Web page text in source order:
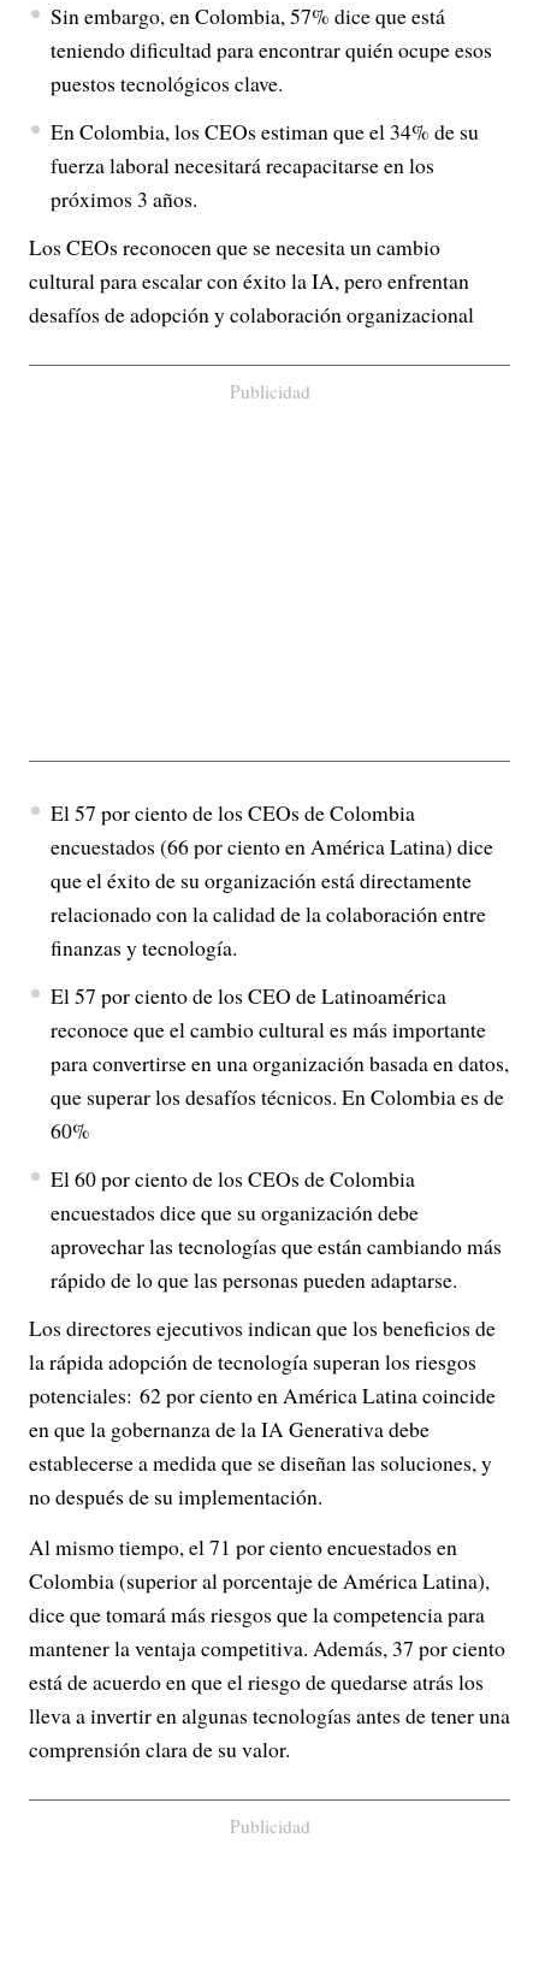
Sin embargo, en Colombia, 57% dice que está
teniendo dificultad para encontrar quién ocupe esos
puestos tecnológicos clave.
En Colombia, los CEOs estiman que el 34% de su
fuerza laboral necesitará recapacitarse en los
próximos 3 años.
Los CEOs reconocen que se necesita un cambio
cultural para escalar con éxito la IA, pero enfrentan
desafíos de adopción y colaboración organizacional
Publicidad
El 57 por ciento de los CEOs de Colombia
encuestados (66 por ciento en América Latina) dice
que el éxito de su organización está directamente
relacionado con la calidad de la colaboración entre
finanzas y tecnología.
El 57 por ciento de los CEO de Latinoamérica
reconoce que el cambio cultural es más importante
para convertirse en una organización basada en datos,
que superar los desafíos técnicos. En Colombia es de
60%
El 60 por ciento de los CEOs de Colombia
encuestados dice que su organización debe
aprovechar las tecnologías que están cambiando más
rápido de lo que las personas pueden adaptarse.
Los directores ejecutivos indican que los beneficios de
la rápida adopción de tecnología superan los riesgos
potenciales: 62 por ciento en América Latina coincide
en que la gobernanza de la IA Generativa debe
establecerse a medida que se diseñan las soluciones, y
no después de su implementación.
Al mismo tiempo, el 71 por ciento encuestados en
Colombia (superior al porcentaje de América Latina),
dice que tomará más riesgos que la competencia para
mantener la ventaja competitiva. Además, 37 por ciento
está de acuerdo en que el riesgo de quedarse atrás los
lleva a invertir en algunas tecnologías antes de tener una
comprensión clara de su valor.
Publicidad